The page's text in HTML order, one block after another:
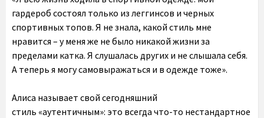
гардероб состоял только из леггинсов и черных
спортивных топов. Я не знала, какой стиль мне
нравится – у меня же не было никакой жизни за
пределами катка. Я слушалась других и не слышала себя.
А теперь я могу самовыражаться и в одежде тоже».
Алиса называет свой сегодняшний
стиль «аутентичным»: это всегда что-то нестандартное